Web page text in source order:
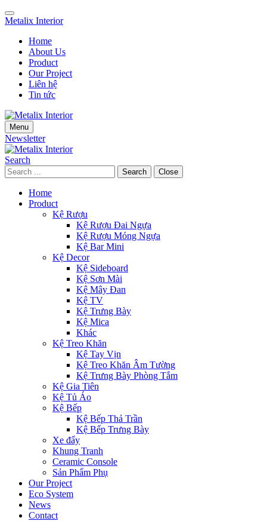
Skip
to
Skip
to
content
Metalix Interior
Home
About Us
Product
Our Project
Liên hệ
Tin tức
Menu
Newsletter
Search
Search Close
Home
Product
Kệ Rượu
Kệ Rượu Đai Ngựa
Kệ Rượu Móng Ngựa
Kệ Bar Mini
Kệ Decor
Kệ Sideboard
Kệ Sơn Mài
Kệ Mây Đan
Kệ TV
Kệ Trưng Bày
Kệ Mica
Khác
Kệ Treo Khăn
Kệ Tay Vịn
Kệ Treo Khăn Âm Tường
Kệ Trưng Bày Phòng Tắm
Kệ Gia Tiên
Kệ Tủ Áo
Kệ Bếp
Kệ Bếp Thả Trần
Kệ Bếp Trưng Bày
Xe đẩy
Khung Tranh
Ceramic Console
Sản Phẩm Phụ
Our Project
Eco System
News
Contact